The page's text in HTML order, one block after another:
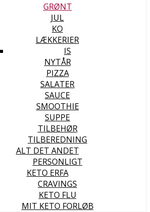
GRØNT
JUL
KO
LÆKKERIER
IS
NYTÅR
PIZZA
SALATER
SAUCE
SMOOTHIE
SUPPE
TILBEHØR
TILBEREDNING
ALT DET ANDET
PERSONLIGT
KETO ERFA
CRAVINGS
KETO FLU
MIT KETO FORLØB